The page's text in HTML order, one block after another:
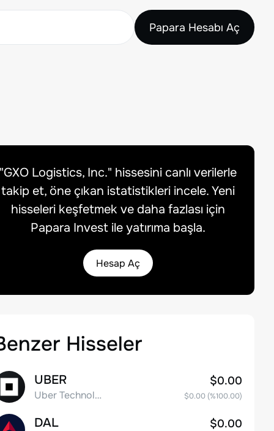
Papara Hesabı Aç
"GXO Logistics, Inc." hissesini canlı verilerle
takip et, öne çıkan istatistikleri incele. Yeni
hisseleri keşfetmek ve daha fazlası için
Papara Invest ile yatırıma başla.
Hesap Aç
Hisseler
UBER
Uber Technologies, Inc.
$0.00
$0.00(%100.00)
DAL $0.00